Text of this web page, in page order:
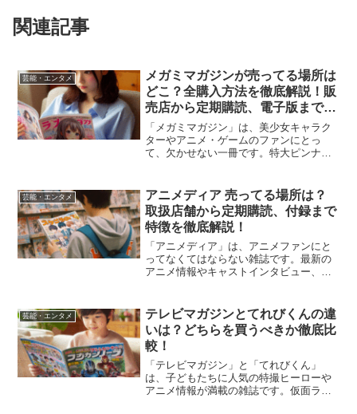
関連記事
芸能・エンタメ
メガミマガジンが売ってる場所は
どこ？全購入方法を徹底解説！販
売店から定期購読、電子版まで完
全ガイド
「メガミマガジン」は、美少女キャラク
ターやアニメ・ゲームのファンにとっ
て、欠かせない一冊です。特大ピンナッ
しい方も多いでしょう。しかし、初めて
手に入れる方や定期的に購読...
芸能・エンタメ
アニメディア 売ってる場所は？
取扱店舗から定期購読、付録まで
特徴を徹底解説！
「アニメディア」は、アニメファンにと
ってなくてはならない雑誌です。最新の
アニメ情報やキャストインタビュー、特
し、アニメディアがどこで買えるのか、
定期購読や電子版など、さ...
芸能・エンタメ
テレビマガジンとてれびくんの違
いは？どちらを買うべきか徹底比
較！
「テレビマガジン」と「てれびくん」
は、子どもたちに人気の特撮ヒーローや
アニメ情報が満載の雑誌です。仮面ライ